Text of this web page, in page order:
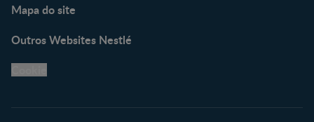
Mapa do site
Outros Websites Nestlé